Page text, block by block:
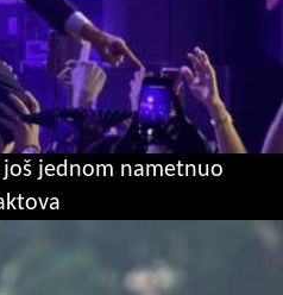
još jednom nametnuo